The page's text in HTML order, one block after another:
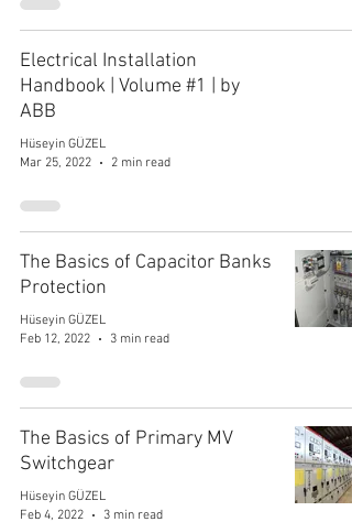
Electrical Installation
Handbook | Volume #1 | by
ABB
Hüseyin GÜZEL
Mar 25, 2022
2 min read
The Basics of Capacitor Banks
Protection
Hüseyin GÜZEL
Feb 12, 2022
3 min read
The Basics of Primary MV
Switchgear
Hüseyin GÜZEL
Feb 4, 2022
3 min read